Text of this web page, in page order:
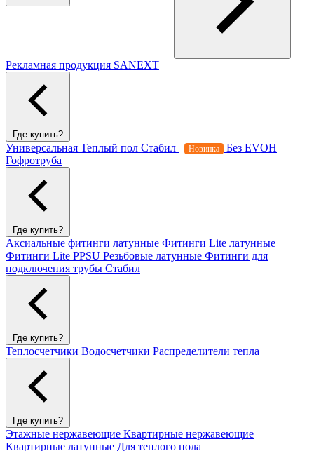
Рекламная продукция SANEXT
Где купить?
Универсальная Теплый пол Стабил Новинка
Без EVOH
Гофротруба
Где купить?
Аксиальные фитинги латунные Фитинги Lite латунные
Фитинги Lite PPSU Резьбовые латунные Фитинги для
подключения трубы Стабил
Где купить?
Теплосчетчики Водосчетчики Распределители тепла
Где купить?
Этажные нержавеющие Квартирные нержавеющие
Квартирные латунные Для теплого пола